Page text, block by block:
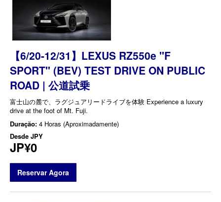
【6/20-12/31】LEXUS RZ550e "F
SPORT" (BEV) TEST DRIVE ON PUBLIC
ROAD | 公道試乗
富士山の麓で、ラグジュアリードライブを体験 Experience a luxury
drive at the foot of Mt. Fuji.
Duração: 4 Horas (Aproximadamente)
Desde JPY
JP¥0
Reservar Agora